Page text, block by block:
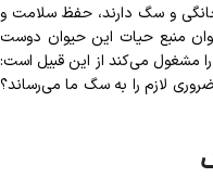
و سگ دارند، حفظ سلامت و
منبع حیات این حیوان دوست
مشغول می‌کند از این قبیل است:
ضروری لازم را به سگ ما می‌رساند؟